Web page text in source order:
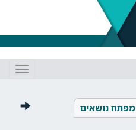
מפתח נושאים